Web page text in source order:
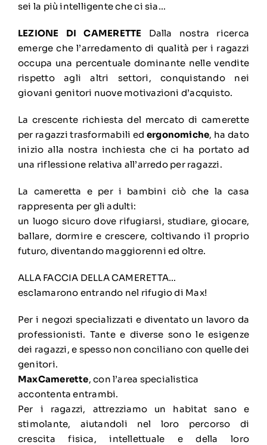
sei la più intelligente che ci sia…
LEZIONE DI CAMERETTE Dalla nostra ricerca
emerge che l’arredamento di qualità per i ragazzi
occupa una percentuale dominante nelle vendite
rispetto agli altri settori, conquistando nei
giovani genitori nuove motivazioni d’acquisto.
La crescente richiesta del mercato di camerette
per ragazzi trasformabili ed ergonomiche, ha dato
inizio alla nostra inchiesta che ci ha portato ad
una riflessione relativa all’arredo per ragazzi.
La cameretta e per i bambini ciò che la casa
rappresenta per gli adulti:
un luogo sicuro dove rifugiarsi, studiare, giocare,
ballare, dormire e crescere, coltivando i1 proprio
futuro, diventando maggiorenni ed oltre.
ALLA FACCIA DELLA CAMERETTA…
esclamarono entrando nel rifugio di Max!
Per i negozi specializzati e diventato un lavoro da
professionisti. Tante e diverse sono le esigenze
dei ragazzi, e spesso non conciliano con quelle dei
genitori.
MaxCamerette, con l’area specialistica
accontenta entrambi.
Per i ragazzi, attrezziamo un habitat sano e
stimolante, aiutandoli nel loro percorso di
crescita fisica, intellettuale e della loro